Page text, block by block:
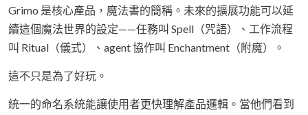
Grimo 是核心產品，魔法書的簡稱。未來的擴展功能可以延
續這個魔法世界的設定——任務叫 Spell（咒語）、工作流程
叫 Ritual（儀式）、agent 協作叫 Enchantment（附魔）。
這不只是為了好玩。
統一的命名系統能讓使用者更快理解產品邏輯。當他們看到